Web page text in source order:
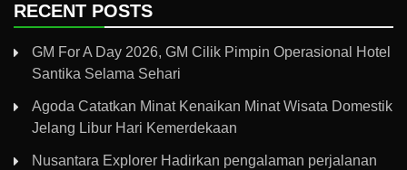
RECENT POSTS
GM For A Day 2026, GM Cilik Pimpin Operasional Hotel
Santika Selama Sehari
Agoda Catatkan Minat Kenaikan Minat Wisata Domestik
Jelang Libur Hari Kemerdekaan
Nusantara Explorer Hadirkan pengalaman perjalanan